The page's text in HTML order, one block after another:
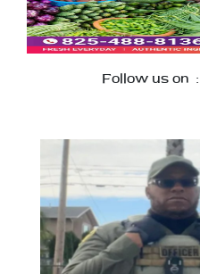
Follow us on